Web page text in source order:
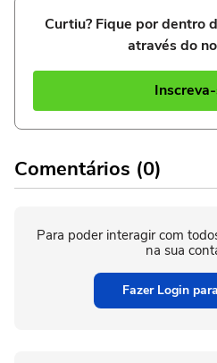
Curtiu? Fique por dentro
através do
Comentários (0)
Para poder interagir com
na sua
Fazer Login